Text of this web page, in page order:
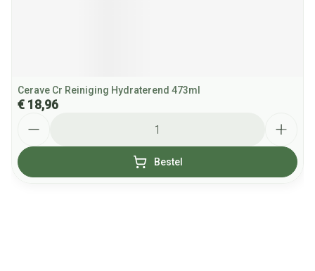
Cerave Cr Reiniging Hydraterend 473ml
€ 18,96
Bestel